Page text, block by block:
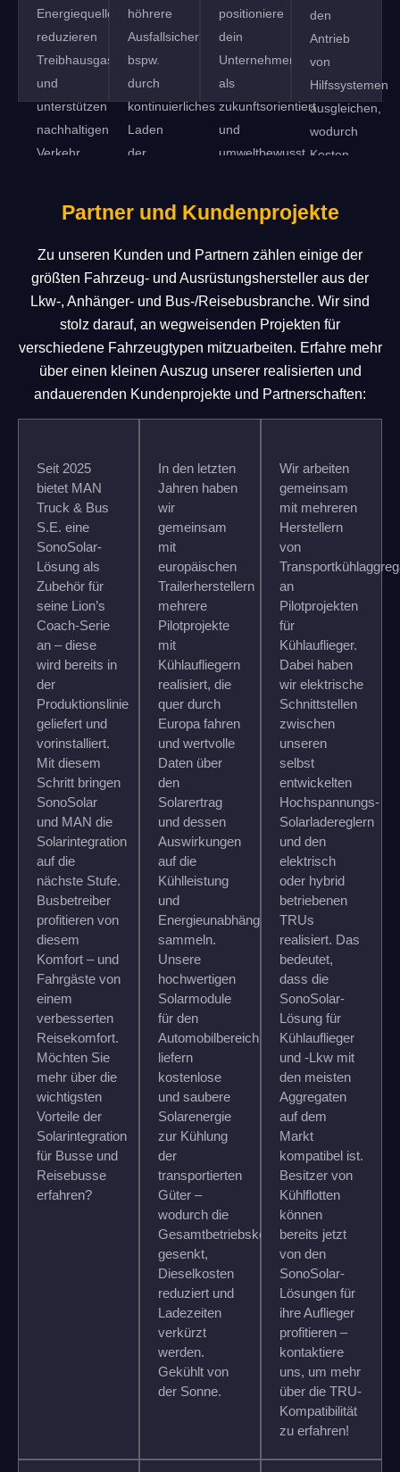
Energiequellen,
reduzieren
Treibhausgasemissionen
und
unterstützen
nachhaltigen
Verkehr.
höhrere
Ausfallsicherheit,
bspw.
durch
kontinuierliches
Laden
der
positioniere
dein
Unternehmen
als
zukunftsorientiert
und
umweltbewusst.
den
Antrieb
von
Hilfssystemen
ausgleichen,
wodurch
Kosten
Effizienz
gesteigert
werden.
Partner und Kundenprojekte
Zu unseren Kunden und Partnern zählen einige der
größten Fahrzeug- und Ausrüstungshersteller aus der
Lkw-, Anhänger- und Bus-/Reisebusbranche. Wir sind
stolz darauf, an wegweisenden Projekten für
verschiedene Fahrzeugtypen mitzuarbeiten. Erfahre mehr
über einen kleinen Auszug unserer realisierten und
andauerenden Kundenprojekte und Partnerschaften:
Seit 2025
bietet MAN
Truck & Bus
S.E. eine
SonoSolar-
Lösung als
Zubehör für
seine Lion’s
Coach-Serie
an – diese
wird bereits in
der
Produktionslinie
geliefert und
vorinstalliert.
Mit diesem
Schritt bringen
SonoSolar
und MAN die
Solarintegration
auf die
nächste Stufe.
Busbetreiber
profitieren von
diesem
Komfort – und
Fahrgäste von
einem
verbesserten
Reisekomfort.
Möchten Sie
mehr über die
wichtigsten
Vorteile der
Solarintegration
für Busse und
Reisebusse
erfahren?
In den letzten
Jahren haben
wir
gemeinsam
mit
europäischen
Trailerherstellern
mehrere
Pilotprojekte
mit
Kühlaufliegern
realisiert, die
quer durch
Europa fahren
und wertvolle
Daten über
den
Solarertrag
und dessen
Auswirkungen
auf die
Kühlleistung
und
Energieunabhängigkeit
sammeln.
Unsere
hochwertigen
Solarmodule
für den
Automobilbereich
liefern
kostenlose
und saubere
Solarenergie
zur Kühlung
der
transportierten
Güter –
wodurch die
Gesamtbetriebskosten
gesenkt,
Dieselkosten
reduziert und
Ladezeiten
verkürzt
werden.
Gekühlt von
der Sonne.
Wir arbeiten
gemeinsam
mit mehreren
Herstellern
von
an
Pilotprojekten
für
Kühlauflieger.
Dabei haben
wir elektrische
Schnittstellen
zwischen
unseren
selbst
entwickelten
Hochspannungs-
Solarladereglern
und den
elektrisch
oder hybrid
betriebenen
TRUs
realisiert. Das
bedeutet,
dass die
SonoSolar-
Lösung für
Kühlauflieger
und -Lkw mit
den meisten
Aggregaten
auf dem
Markt
kompatibel ist.
Besitzer von
Kühlflotten
können
bereits jetzt
von den
SonoSolar-
Lösungen für
ihre Auflieger
profitieren –
kontaktiere
uns, um mehr
über die TRU-
Kompatibilität
zu erfahren!